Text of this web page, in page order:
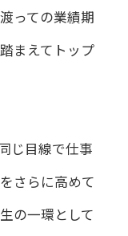
っての業績期
まえてトップ
じ目線で仕事
さらに高めて
の一環として